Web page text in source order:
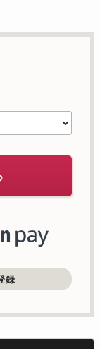
録